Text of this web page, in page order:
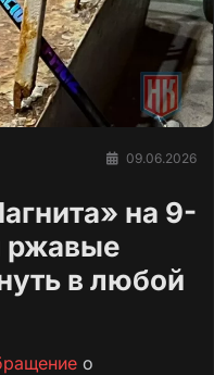
09.06.2026
на 9-
ржавые
в любой
о